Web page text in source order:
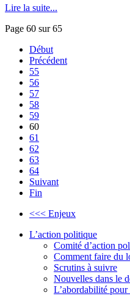
Lire la suite...
Page 60 sur 65
Début
Précédent
55
56
57
58
59
60
61
62
63
64
Suivant
Fin
<<< Enjeux
L’action politique
Comité d’action
Comment faire du
Scrutins à suivre
Nouvelles dans le
L’abordabilité pour